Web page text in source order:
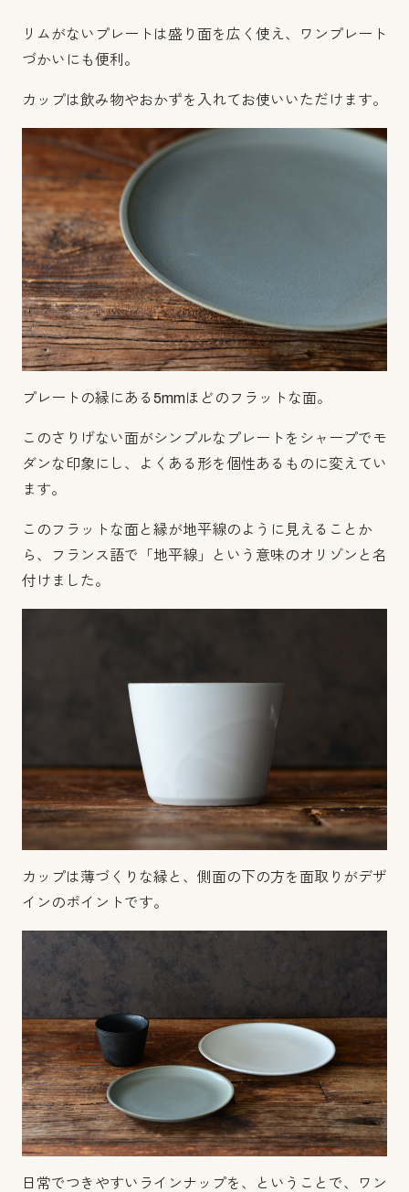
リムがないプレートは盛り面を広く使え、ワンプレート
づかいにも便利。
カップは飲み物やおかずを入れてお使いいただけます。
プレートの縁にある5mmほどのフラットな面。
このさりげない面がシンプルなプレートをシャープでモ
ダンな印象にし、よくある形を個性あるものに変えてい
ます。
このフラットな面と縁が地平線のように見えることか
ら、フランス語で「地平線」という意味のオリゾンと名
付けました。
カップは薄づくりな縁と、側面の下の方を面取りがデザ
インのポイントです。
日常でつきやすいラインナップを、ということで、ワン